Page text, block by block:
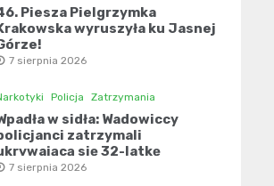
Piesza Pielgrzymka
wyruszyła ku Jasnej
7 sierpnia 2026
Policja Zatrzymania
w sidła: Wadowiccy
zatrzymali
się 32-latkę
7 sierpnia 2026